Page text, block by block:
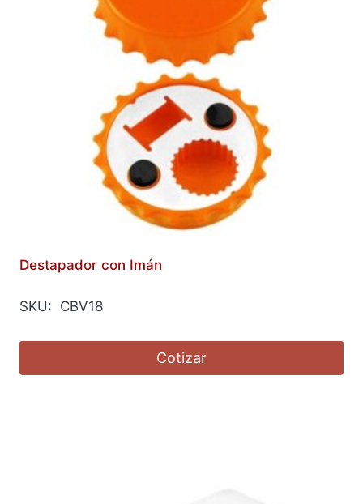
Destapador con Imán
SKU: CBV18
Cotizar